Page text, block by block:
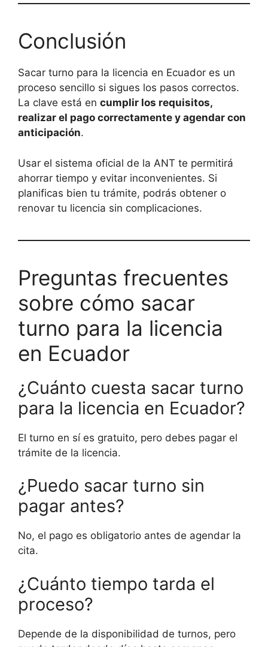
Conclusión
Sacar turno para la licencia en Ecuador es un
proceso sencillo si sigues los pasos correctos.
La clave está en cumplir los requisitos,
realizar el pago correctamente y agendar con
anticipación.
Usar el sistema oficial de la ANT te permitirá
ahorrar tiempo y evitar inconvenientes. Si
planificas bien tu trámite, podrás obtener o
renovar tu licencia sin complicaciones.
Preguntas frecuentes
sobre cómo sacar
turno para la licencia
en Ecuador
¿Cuánto cuesta sacar turno
para la licencia en Ecuador?
El turno en sí es gratuito, pero debes pagar el
trámite de la licencia.
¿Puedo sacar turno sin
pagar antes?
No, el pago es obligatorio antes de agendar la
cita.
¿Cuánto tiempo tarda el
proceso?
Depende de la disponibilidad de turnos, pero